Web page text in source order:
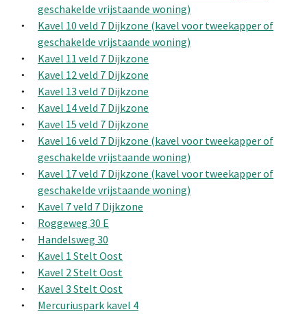
geschakelde vrijstaande woning)
Kavel 10 veld 7 Dijkzone (kavel voor tweekapper of
geschakelde vrijstaande woning)
Kavel 11 veld 7 Dijkzone
Kavel 12 veld 7 Dijkzone
Kavel 13 veld 7 Dijkzone
Kavel 14 veld 7 Dijkzone
Kavel 15 veld 7 Dijkzone
Kavel 16 veld 7 Dijkzone (kavel voor tweekapper of
geschakelde vrijstaande woning)
Kavel 17 veld 7 Dijkzone (kavel voor tweekapper of
geschakelde vrijstaande woning)
Kavel 7 veld 7 Dijkzone
Roggeweg 30 E
Handelsweg 30
Kavel 1 Stelt Oost
Kavel 2 Stelt Oost
Kavel 3 Stelt Oost
Mercuriuspark kavel 4